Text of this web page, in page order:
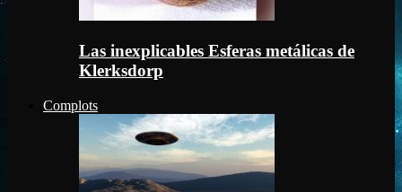
Las inexplicables Esferas metálicas de
Klerksdorp
Complots